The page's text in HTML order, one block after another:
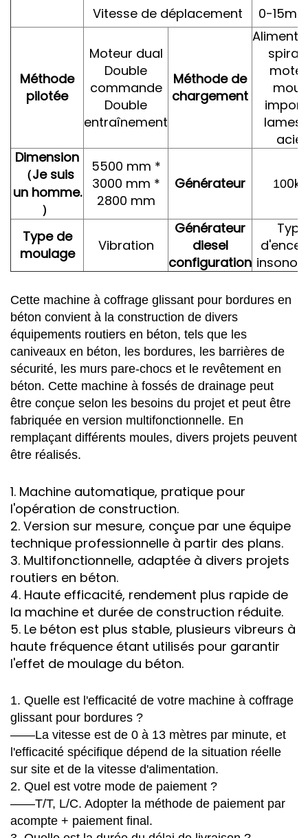
Vitesse de déplacement
0-15m/
Méthode
pilotée
Moteur dual
Double
commande
Double
entraînement
Méthode de
chargement
lames
acier
Dimension
（Je suis
un homme.
）
5500 mm *
3000 mm *
2800 mm
Générateur 10
Type de
moulage
Vibration
Générateur
diesel
configuration
Type
Cette machine à coffrage glissant pour bordures en
béton convient à la construction de divers
équipements routiers en béton, tels que les
caniveaux en béton, les bordures, les barrières de
sécurité, les murs pare-chocs et le revêtement en
béton. Cette machine à fossés de drainage peut
être conçue selon les besoins du projet et peut être
fabriquée en version multifonctionnelle. En
remplaçant différents moules, divers projets peuvent
être réalisés.
1. Machine automatique, pratique pour
l'opération de construction.
2. Version sur mesure, conçue par une équipe
technique professionnelle à partir des plans.
3. Multifonctionnelle, adaptée à divers projets
routiers en béton.
4. Haute efficacité, rendement plus rapide de
la machine et durée de construction réduite.
5. Le béton est plus stable, plusieurs vibreurs à
haute fréquence étant utilisés pour garantir
l'effet de moulage du béton.
1. Quelle est l'efficacité de votre machine à coffrage
glissant pour bordures ?
——La vitesse est de 0 à 13 mètres par minute, et
l'efficacité spécifique dépend de la situation réelle
sur site et de la vitesse d'alimentation.
2. Quel est votre mode de paiement ?
——T/T, L/C. Adopter la méthode de paiement par
acompte + paiement final.